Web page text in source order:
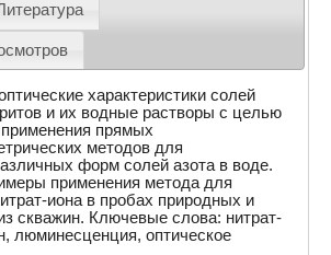
характеристики солей
и их водные растворы с целью
прямых
методов для
форм солей азота в воде.
применения метода для
иона в пробах природных и
скважин. Ключевые слова: нитрат-
люминесценция, оптическое